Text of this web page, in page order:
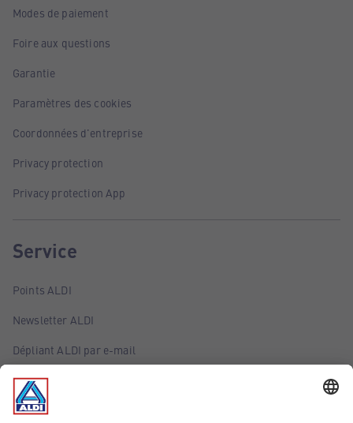
Modes de paiement
Foire aux questions
Garantie
Paramètres des cookies
Coordonnées d'entreprise
Privacy protection
Privacy protection App
Service
Points ALDI
Newsletter ALDI
Dépliant ALDI par e-mail
Offres
Infos essentielles